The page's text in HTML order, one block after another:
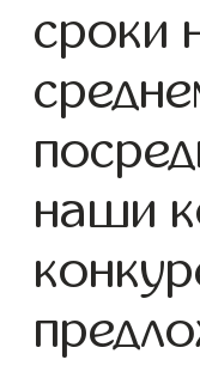
сроки
наши